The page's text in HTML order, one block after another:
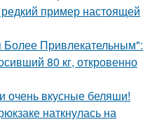
пример настоящей
Более Привлекательным":
80 кг, откровенно
вкусные беляши!
наткнулась на